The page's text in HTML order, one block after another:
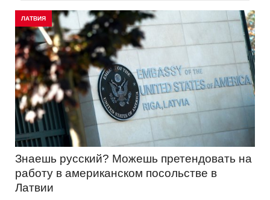
ЛАТВИЯ
Знаешь русский? Можешь претендовать на
работу в американском посольстве в
Латвии